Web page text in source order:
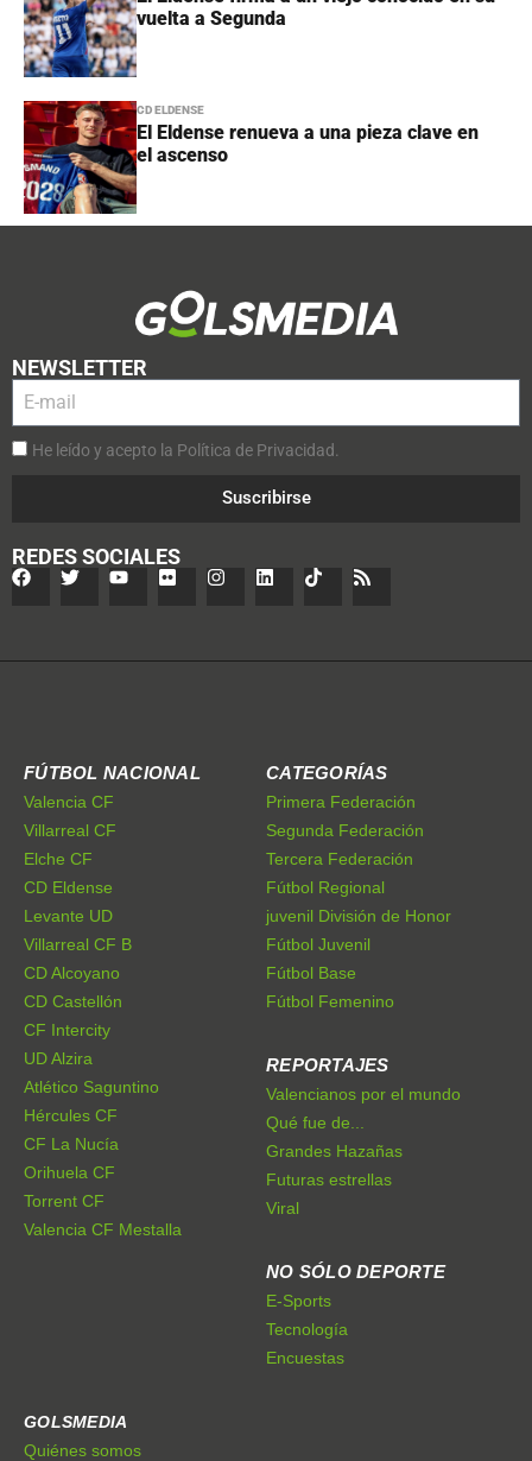
vuelta a Segunda
CD ELDENSE
El Eldense renueva a una pieza clave en
el ascenso
NEWSLETTER
He leído y acepto la Política de Privacidad.
Suscribirse
REDES SOCIALES
FÚTBOL NACIONAL
Valencia CF
Villarreal CF
Elche CF
CD Eldense
Levante UD
Villarreal CF B
CD Alcoyano
CD Castellón
CF Intercity
UD Alzira
Atlético Saguntino
Hércules CF
CF La Nucía
Orihuela CF
Torrent CF
Valencia CF Mestalla
CATEGORÍAS
Primera Federación
Segunda Federación
Tercera Federación
Fútbol Regional
juvenil División de Honor
Fútbol Juvenil
Fútbol Base
Fútbol Femenino
REPORTAJES
Valencianos por el mundo
Qué fue de...
Grandes Hazañas
Futuras estrellas
Viral
NO SÓLO DEPORTE
E-Sports
Tecnología
Encuestas
GOLSMEDIA
Quiénes somos